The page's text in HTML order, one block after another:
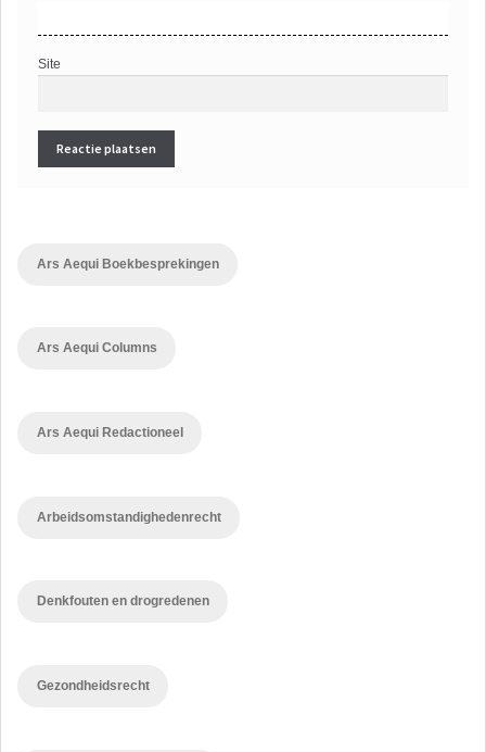
Site
Ars Aequi Boekbesprekingen
Ars Aequi Columns
Ars Aequi Redactioneel
Arbeidsomstandighedenrecht
Denkfouten en drogredenen
Gezondheidsrecht